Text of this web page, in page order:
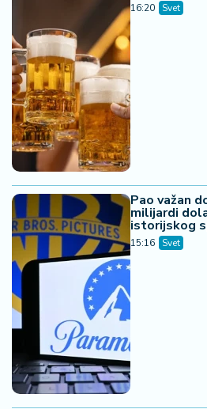
16:20 Svet
Pao važan
milijardi
istorijskog
15:16 Svet